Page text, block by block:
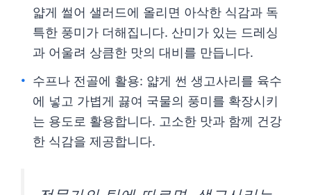
얇게 썰어 샐러드에 올리면 아삭한 식감과 독
특한 풍미가 더해집니다. 산미가 있는 드레싱
과 어울려 상큼한 맛의 대비를 만듭니다.
수프나 전골에 활용: 얇게 썬 생고사리를 육수
에 넣고 가볍게 끓여 국물의 풍미를 확장시키
는 용도로 활용합니다. 고소한 맛과 함께 건강
한 식감을 제공합니다.